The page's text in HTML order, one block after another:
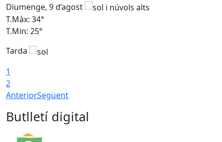
Diumenge, 9 d’agost
T.Màx: 34°
T.Min: 25°
Tarda
1
2
AnteriorSegüent
Butlletí digital